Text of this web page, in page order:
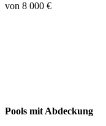
von 8 000 €
Pools mit Abdeckung